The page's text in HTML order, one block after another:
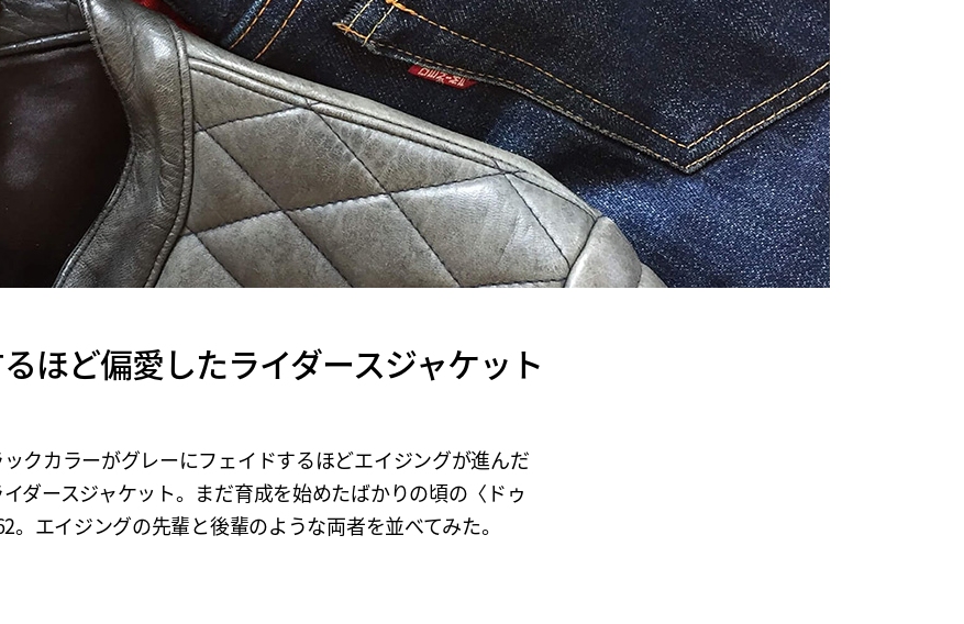
ほど偏愛したライダースジャケット
クカラーがグレーにフェイドするほどエイジングが進んだ
ダースジャケット。まだ育成を始めたばかりの頃の〈ドゥ
。エイジングの先輩と後輩のような両者を並べてみた。